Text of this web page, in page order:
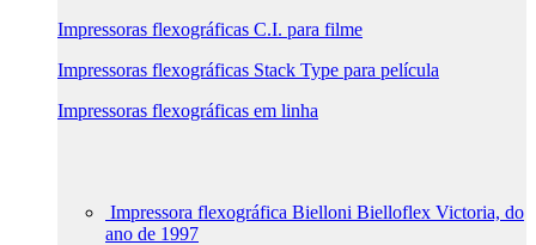
Impressoras flexográficas C.I. para filme
Impressoras flexográficas Stack Type para película
Impressoras flexográficas em linha
Impressora flexográfica Bielloni Bielloflex Victoria, do
ano de 1997